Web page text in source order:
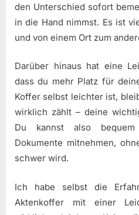
den Unterschied sofort
in die Hand nimmst. Es ist
und von einem Ort zum
Darüber hinaus hat eine
dass du mehr Platz für
Koffer selbst leichter ist,
wirklich zählt – deine
Du kannst also
Dokumente mitnehmen,
schwer wird.
Ich habe selbst die
Aktenkoffer mit einer